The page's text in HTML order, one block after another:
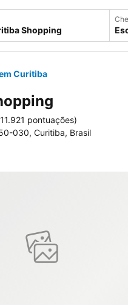
Curitiba
11.921 pontuações)
030, Curitiba, Brasil